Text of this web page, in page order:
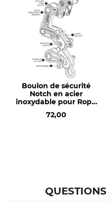
Boulon de sécurité
Notch en acier
inoxydable pour Rope
72,00
QUESTIONS